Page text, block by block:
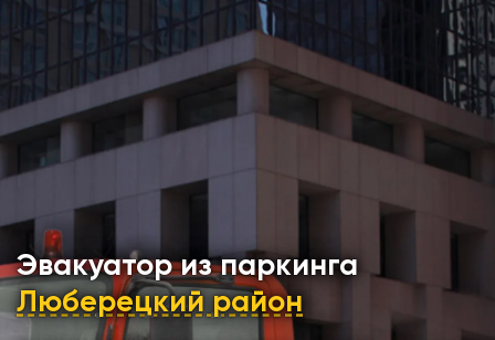
Эвакуатор из паркинга
Люберецкий район